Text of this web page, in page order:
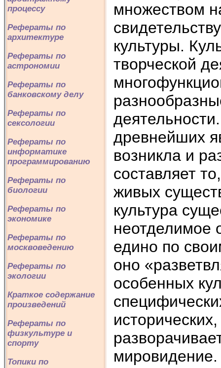
процессу
Рефераты по
архитектуре
Рефераты по
астрономии
Рефераты по
банковскому делу
Рефераты по
сексологии
Рефераты по
информатике
программированию
Рефераты по
биологии
Рефераты по
экономике
Рефераты по
москвоведению
Рефераты по
экологии
Краткое содержание
произведений
Рефераты по
физкультуре и
спорту
Топики по
множеством
культуры.
творческой
древнейших
возникла и
составляет
живых
культура
неотделимое
едино по
оно
особенных
мировидение.